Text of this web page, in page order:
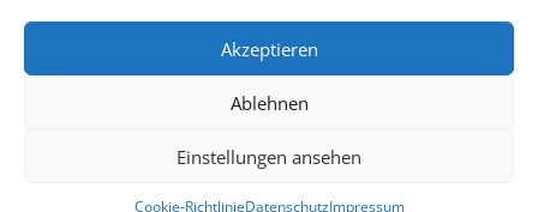
Akzeptieren
Ablehnen
Einstellungen ansehen
Cookie-RichtlinieDatenschutzImpressum
WordPress.